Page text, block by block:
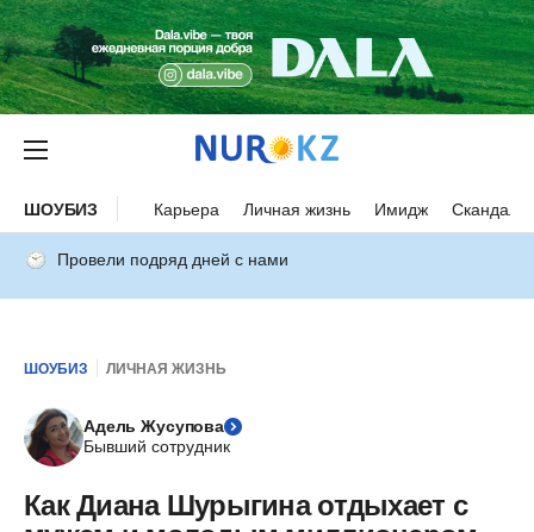
ШОУБИЗ Карьера Личная жизнь Имидж Скандалы
Провели подряд дней с нами
ШОУБИЗ ЛИЧНАЯ ЖИЗНЬ
Адель Жусупова
Бывший сотрудник
Как Диана Шурыгина отдыхает с